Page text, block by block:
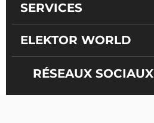
SERVICES
ELEKTOR WORLD
RÉSEAUX SOCIAUX